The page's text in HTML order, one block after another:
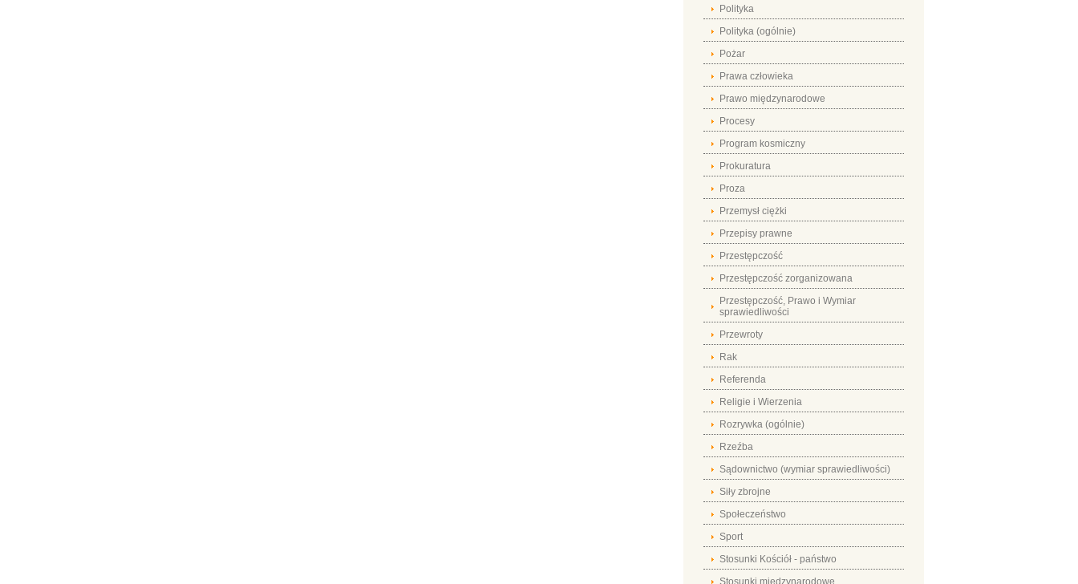
Polityka
Polityka (ogólnie)
Pożar
Prawa człowieka
Prawo międzynarodowe
Procesy
Program kosmiczny
Prokuratura
Proza
Przemysł ciężki
Przepisy prawne
Przestępczość
Przestępczość zorganizowana
Przestępczość, Prawo i Wymiar
sprawiedliwości
Przewroty
Rak
Referenda
Religie i Wierzenia
Rozrywka (ogólnie)
Rzeźba
Sądownictwo (wymiar sprawiedliwości)
Siły zbrojne
Społeczeństwo
Sport
Stosunki Kościół - państwo
Stosunki międzynarodowe